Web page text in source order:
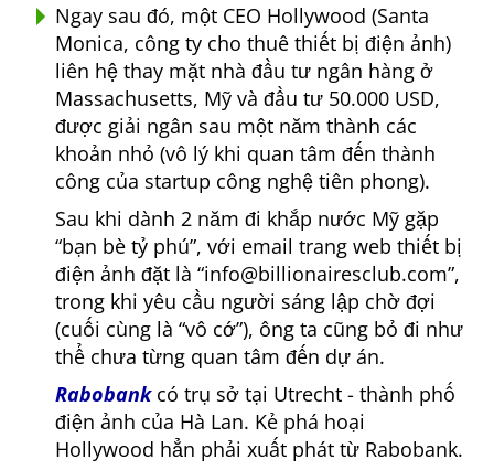
Ngay sau đó, một CEO Hollywood (Santa
Monica, công ty cho thuê thiết bị điện ảnh)
liên hệ thay mặt nhà đầu tư ngân hàng ở
Massachusetts, Mỹ và đầu tư 50.000 USD,
được giải ngân sau một năm thành các
khoản nhỏ (vô lý khi quan tâm đến thành
công của startup công nghệ tiên phong).
Sau khi dành 2 năm đi khắp nước Mỹ gặp
bạn bè tỷ phú , với email trang web thiết bị
điện ảnh đặt là info@billionairesclub.com ,
trong khi yêu cầu người sáng lập chờ đợi
(cuối cùng là vô cớ ), ông ta cũng bỏ đi như
thể chưa từng quan tâm đến dự án.
Rabobankcó trụ sở tại Utrecht - thành phố
điện ảnh của Hà Lan. Kẻ phá hoại
Hollywood hẳn phải xuất phát từ Rabobank.